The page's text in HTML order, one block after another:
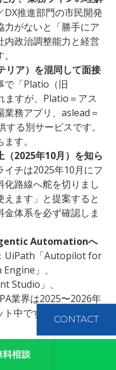
DX推進部門の市民開発
力がないと「勝手にア
内政治調整能力と経営
ア）を混同して面接
で「Platio（旧
ますが、Platio＝アス
務アプリ、aslead＝
る別サービスです。
す。
2025年10月）を知ら
イチは2025年10月にフ
化路線へ舵を切りまし
ます」と提案すると
体系を必ず確認しま
Automationへ
：UiPath「Autopilot for
」、
Studio」、
業界は2025〜2026年
中です。旧来型RPA
「LC/NCのビジネスモ
します。
CONTACT